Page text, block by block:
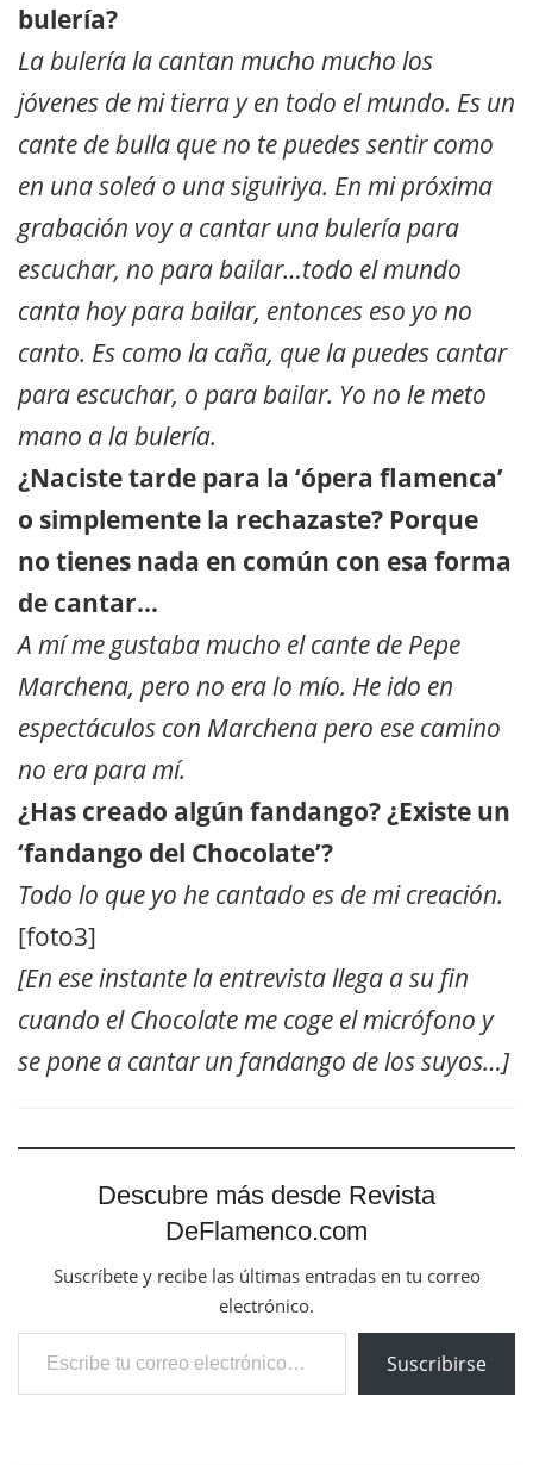
bulería?
La bulería la cantan mucho mucho los
jóvenes de mi tierra y en todo el mundo. Es un
cante de bulla que no te puedes sentir como
en una soleá o una siguiriya. En mi próxima
grabación voy a cantar una bulería para
escuchar, no para bailar…todo el mundo
canta hoy para bailar, entonces eso yo no
canto. Es como la caña, que la puedes cantar
para escuchar, o para bailar. Yo no le meto
mano a la bulería.
¿Naciste tarde para la ‘ópera flamenca’
o simplemente la rechazaste? Porque
no tienes nada en común con esa forma
de cantar…
A mí me gustaba mucho el cante de Pepe
Marchena, pero no era lo mío. He ido en
espectáculos con Marchena pero ese camino
no era para mí.
¿Has creado algún fandango? ¿Existe un
‘fandango del Chocolate’?
Todo lo que yo he cantado es de mi creación.
[foto3]
[En ese instante la entrevista llega a su fin
cuando el Chocolate me coge el micrófono y
se pone a cantar un fandango de los suyos…]
Descubre más desde Revista
DeFlamenco.com
Suscríbete y recibe las últimas entradas en tu correo
electrónico.
Escribe tu correo electrónico…
Suscribirse